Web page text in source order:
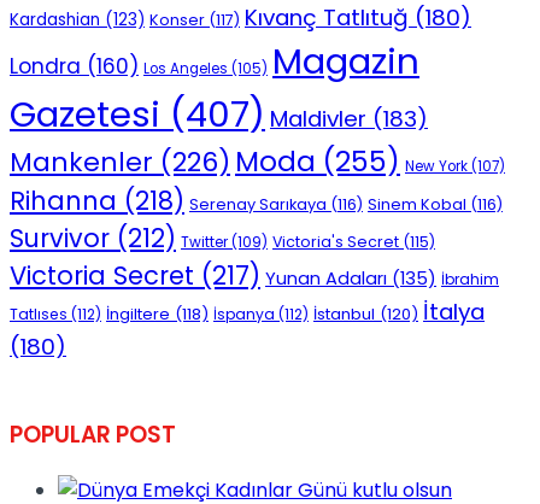
Kardashian (123) Konser (117) Kıvanç Tatlıtuğ (180)
Londra (160) Los Angeles (105) Magazin
Gazetesi (407) Maldivler (183)
Mankenler (226) Moda (255) New York(107)
Rihanna (218) Serenay Sarıkaya (116) Sinem Kobal (116)
Survivor (212) Twitter(109) Victoria's Secret (115)
Victoria Secret (217) Yunan Adaları (135) İbrahim
Tatlıses (112) İngiltere (118) İspanya (112) İstanbul (120) İtalya
(180)
POPULAR POST